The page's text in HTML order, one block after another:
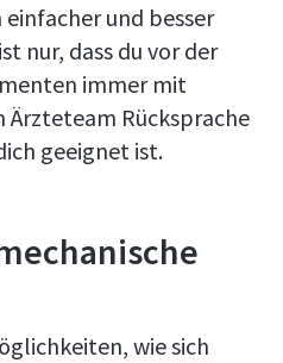
und besser
nur, dass du vor der
immer mit
Rücksprache
geeignet ist.
wie sich